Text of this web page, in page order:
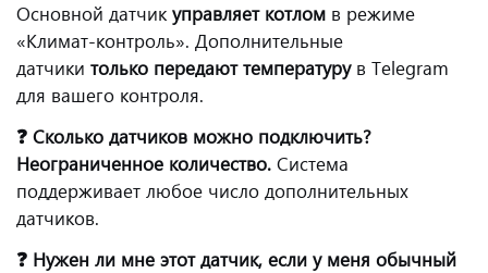
Основной датчикуправляет котлом в режиме
«Климат-контроль». Дополнительные
датчики только передают температурув Telegram
для вашего контроля.
❓ Сколько датчиков можно подключить?
Неограниченное количество. Система
поддерживает любое число дополнительных
датчиков.
❓ Нужен ли мне этот датчик, если у меня обычный